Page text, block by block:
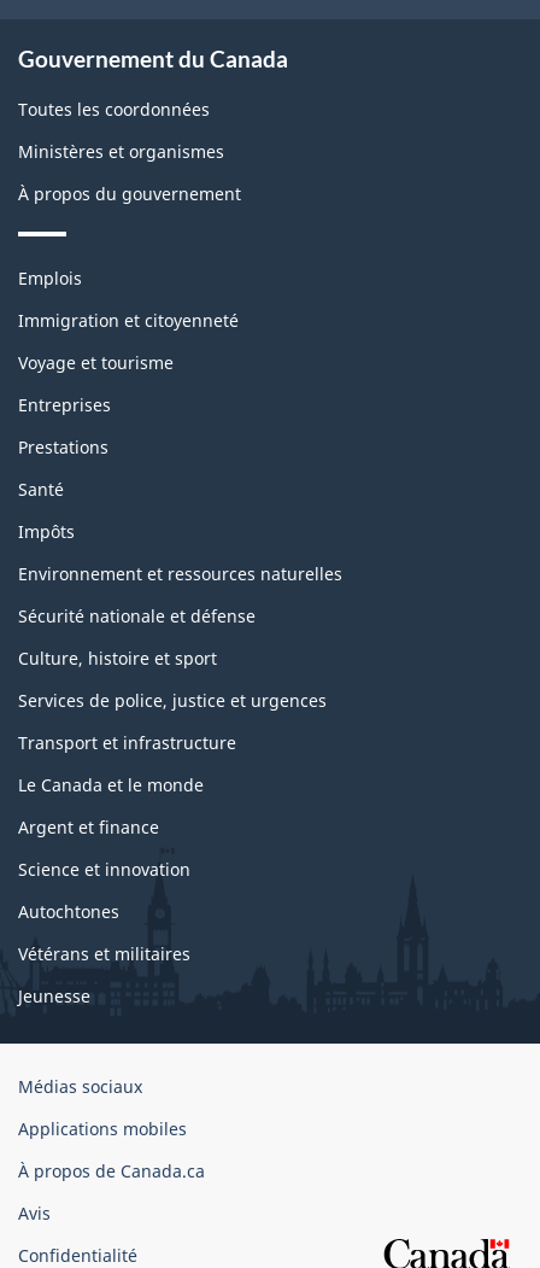
propos
de
ce
Gouvernement du Canada
Toutes les coordonnées
Ministères et organismes
À propos du gouvernement
Thèmes
sujets
Emplois
Immigration et citoyenneté
Voyage et tourisme
Entreprises
Prestations
Santé
Impôts
Environnement et ressources naturelles
Sécurité nationale et défense
Culture, histoire et sport
Services de police, justice et urgences
Transport et infrastructure
Le Canada et le monde
Argent et finance
Science et innovation
Autochtones
Vétérans et militaires
Jeunesse
Organisation
gouvernement
du
Canada
Médias sociaux
Applications mobiles
À propos de Canada.ca
Avis
Confidentialité